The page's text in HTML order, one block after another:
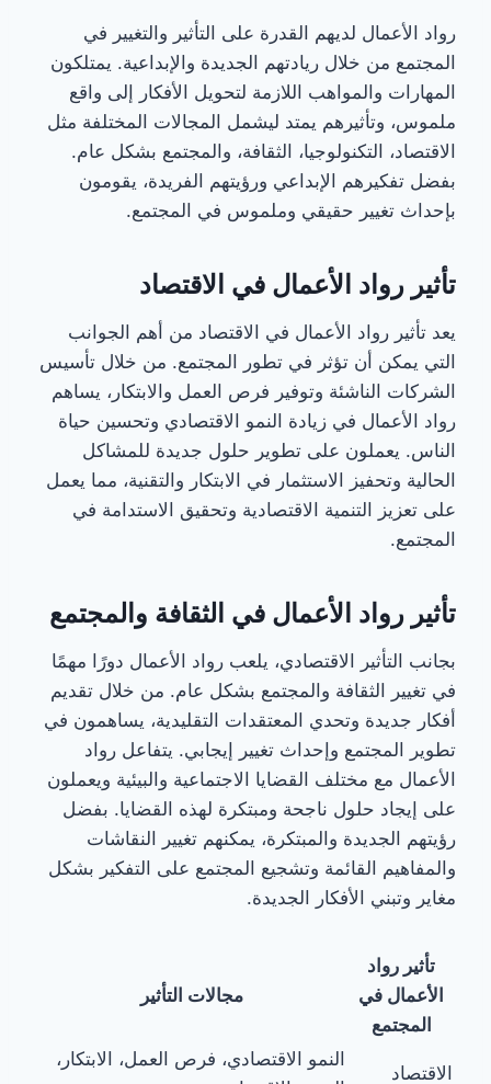
رواد الأعمال لديهم القدرة على التأثير والتغيير في
المجتمع من خلال ريادتهم الجديدة والإبداعية. يمتلكون
المهارات والمواهب اللازمة لتحويل الأفكار إلى واقع
ملموس، وتأثيرهم يمتد ليشمل المجالات المختلفة مثل
الاقتصاد، التكنولوجيا، الثقافة، والمجتمع بشكل عام.
بفضل تفكيرهم الإبداعي ورؤيتهم الفريدة، يقومون
بإحداث تغيير حقيقي وملموس في المجتمع.
تأثير رواد الأعمال في الاقتصاد
يعد تأثير رواد الأعمال في الاقتصاد من أهم الجوانب
التي يمكن أن تؤثر في تطور المجتمع. من خلال تأسيس
الشركات الناشئة وتوفير فرص العمل والابتكار، يساهم
رواد الأعمال في زيادة النمو الاقتصادي وتحسين حياة
الناس. يعملون على تطوير حلول جديدة للمشاكل
الحالية وتحفيز الاستثمار في الابتكار والتقنية، مما يعمل
على تعزيز التنمية الاقتصادية وتحقيق الاستدامة في
المجتمع.
تأثير رواد الأعمال في الثقافة والمجتمع
بجانب التأثير الاقتصادي، يلعب رواد الأعمال دورًا مهمًا
في تغيير الثقافة والمجتمع بشكل عام. من خلال تقديم
أفكار جديدة وتحدي المعتقدات التقليدية، يساهمون في
تطوير المجتمع وإحداث تغيير إيجابي. يتفاعل رواد
الأعمال مع مختلف القضايا الاجتماعية والبيئية ويعملون
على إيجاد حلول ناجحة ومبتكرة لهذه القضايا. بفضل
رؤيتهم الجديدة والمبتكرة، يمكنهم تغيير النقاشات
والمفاهيم القائمة وتشجيع المجتمع على التفكير بشكل
مغاير وتبني الأفكار الجديدة.
تأثير رواد
الأعمال في
المجتمع
مجالات التأثير
الاقتصاد
النمو الاقتصادي، فرص العمل، الابتكار،